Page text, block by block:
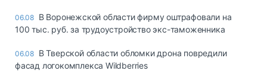
06.08 В Воронежской области фирму оштрафовали на
100 тыс. руб. за трудоустройство экс-таможенника
06.08 В Тверской области обломки дрона повредили
фасад логокомплекса Wildberries